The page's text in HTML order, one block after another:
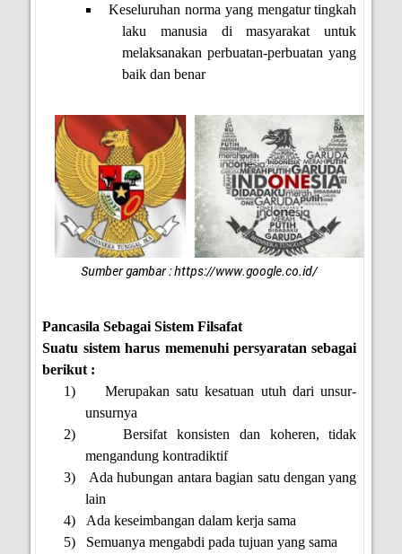
Keseluruhan norma yang mengatur tingkah
laku manusia di masyarakat untuk
melaksanakan perbuatan-perbuatan yang
baik dan benar
Sumber gambar :https://www.google.co.id/
Pancasila Sebagai Sistem Filsafat
Suatu sistem harus memenuhi persyaratan sebagai
berikut :
1)
Merupakan satu kesatuan utuh dari unsur-
unsurnya
2)
Bersifat konsisten dan koheren, tidak
mengandung kontradiktif
3)
Ada hubungan antara bagian satu dengan yang
lain
4)
Ada keseimbangan dalam kerja sama
5)
Semuanya mengabdi pada tujuan yang sama